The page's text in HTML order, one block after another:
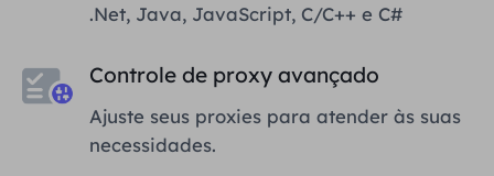
.Net, Java, JavaScript, C/C++ e C#
Controle de proxy avançado
Ajuste seus proxies para atender às suas
necessidades.